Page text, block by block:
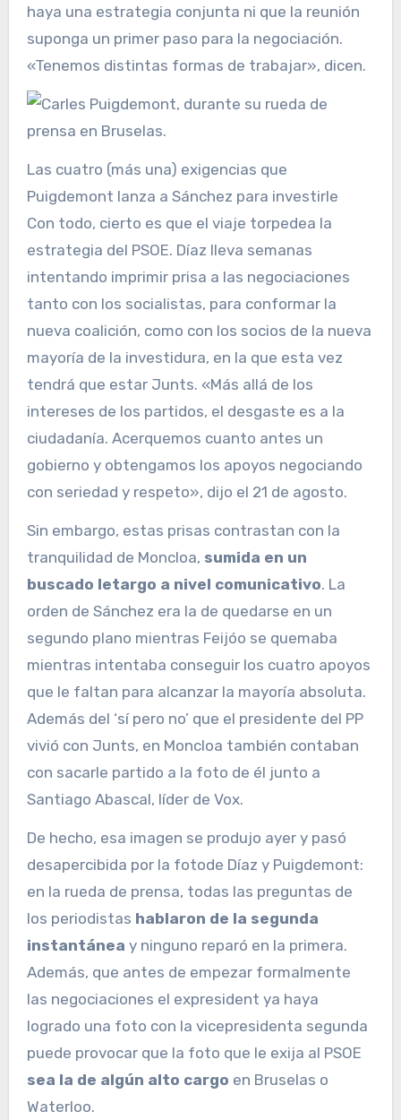
haya una estrategia conjunta ni que la reunión
suponga un primer paso para la negociación.
«Tenemos distintas formas de trabajar», dicen.
Las cuatro (más una) exigencias que
Puigdemont lanza a Sánchez para investirle
Con todo, cierto es que el viaje torpedea la
estrategia del PSOE. Díaz lleva semanas
intentando imprimir prisa a las negociaciones
tanto con los socialistas, para conformar la
nueva coalición, como con los socios de la nueva
mayoría de la investidura, en la que esta vez
tendrá que estar Junts. «Más allá de los
intereses de los partidos, el desgaste es a la
ciudadanía. Acerquemos cuanto antes un
gobierno y obtengamos los apoyos negociando
con seriedad y respeto», dijo el 21 de agosto.
Sin embargo, estas prisas contrastan con la
tranquilidad de Moncloa, sumida en un
buscado letargo a nivel comunicativo. La
orden de Sánchez era la de quedarse en un
segundo plano mientras Feijóo se quemaba
mientras intentaba conseguir los cuatro apoyos
que le faltan para alcanzar la mayoría absoluta.
Además del ‘sí pero no’ que el presidente del PP
vivió con Junts, en Moncloa también contaban
con sacarle partido a la foto de él junto a
Santiago Abascal, líder de Vox.
De hecho, esa imagen se produjo ayer y pasó
desapercibida por la fotode Díaz y Puigdemont:
en la rueda de prensa, todas las preguntas de
los periodistas hablaron de la segunda
instantánea y ninguno reparó en la primera.
Además, que antes de empezar formalmente
las negociaciones el expresident ya haya
logrado una foto con la vicepresidenta segunda
puede provocar que la foto que le exija al PSOE
sea la de algún alto cargo en Bruselas o
Waterloo.